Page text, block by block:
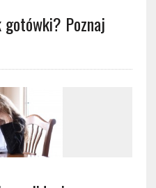
gotówki? Poznaj